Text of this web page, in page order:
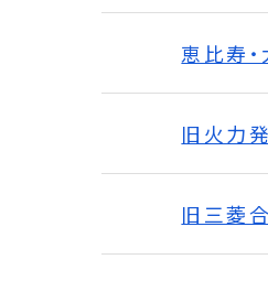
恵比寿
旧火力
旧三菱